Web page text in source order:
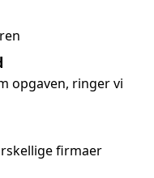
opgaven, ringer vi
firmaer